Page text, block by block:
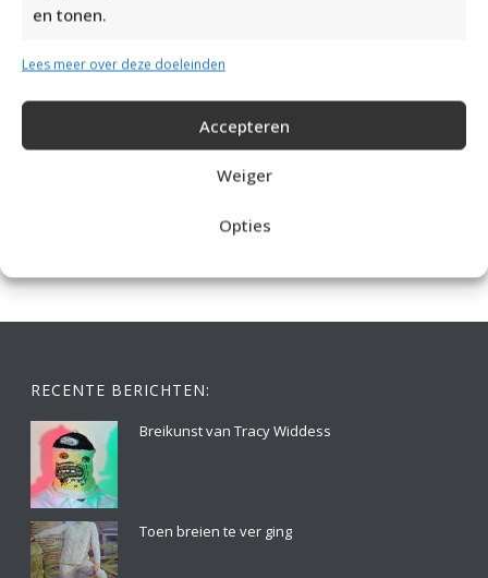
en tonen.
Lees meer over deze doeleinden
Accepteren
Weiger
Opties
RECENTE BERICHTEN:
Breikunst van Tracy Widdess
Toen breien te ver ging